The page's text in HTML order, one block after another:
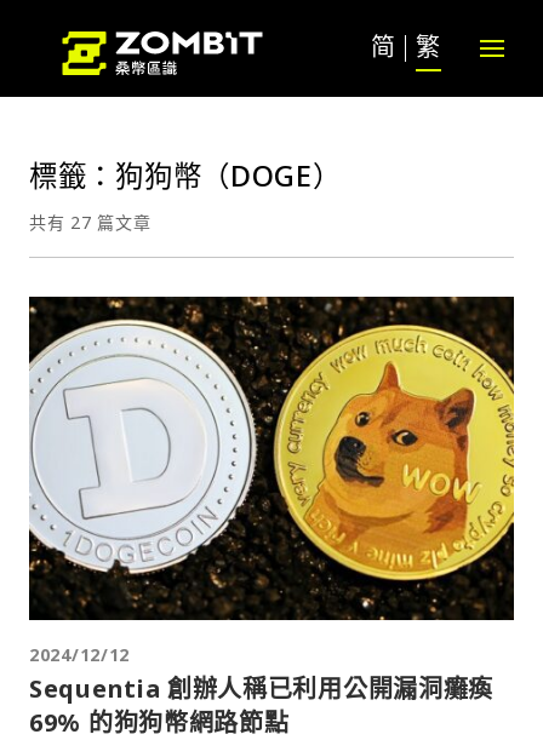
简 繁
標籤：狗狗幣（DOGE）
共有 27 篇文章
2024/12/12
Sequentia 創辦人稱已利用公開漏洞癱瘓
69% 的狗狗幣網路節點